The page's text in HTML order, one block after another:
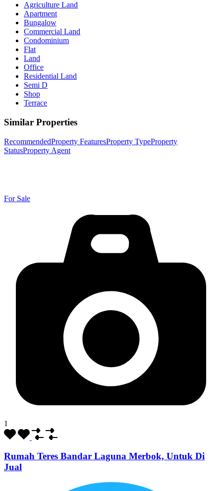
Agriculture Land
Apartment
Bungalow
Commercial Land
Condominium
Flat
Land
Office
Residential Land
Semi D
Shop
Terrace
Similar Properties
RecommendedProperty FeaturesProperty TypeProperty
StatusProperty Agent
For Sale
1
Rumah Teres Bandar Laguna Merbok, Untuk Di
Jual